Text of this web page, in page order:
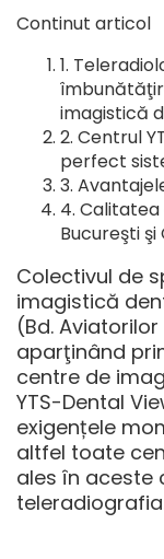
Continut articol
imagistică
Centrul
perfect
Calitatea
Bucureşti
Colectivul de
imagistică
(Bd.
aparţinând
centre de
YTS-Dental
exigențele
altfel toate
ales în aceste